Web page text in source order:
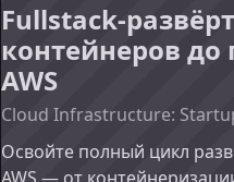
Fullstack-
контейнеров
AWS
Cloud Infrastructure:
Освойте полный цикл